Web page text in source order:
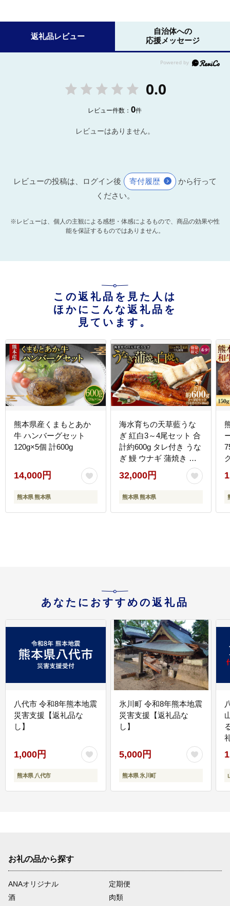
返礼品レビュー
自治体への
応援メッセージ
0.0
レビュー件数：0件
レビューはありません。
レビューの投稿は、ログイン後 寄付履歴
から行って
ください。
※レビューは、個人の主観による感想・体感によるもので、商品の効果や性
能を保証するものではありません。
この返礼品を見た人は
ほかにこんな返礼品を
見ています。
熊本県産くまもとあか
牛 ハンバーグセット
120g×5個 計600g
14,000円
熊本県 熊本県
海水育ちの天草藍うな
ぎ 紅白3～4尾セット 合
計約600g タレ付き うな
ぎ 鰻 ウナギ 蒲焼き か
ば焼き うなぎの蒲焼 魚
お魚
32,000円
熊本県 熊本県
あなたにおすすめの返礼品
八代市 令和8年熊本地震
災害支援【返礼品な
し】
1,000円
熊本県 八代市
氷川町 令和8年熊本地震
災害支援【返礼品な
し】
5,000円
熊本県 氷川町
お礼の品から探す
ANAオリジナル
定期便
酒
肉類